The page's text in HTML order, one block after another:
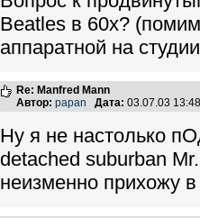
Beatles в 60х?
аппаратной на
Re: Manfred Mann
Автор: papan Дата: 03.07.03
Ну я не настолько
detached suburban
неизменно прихожу в